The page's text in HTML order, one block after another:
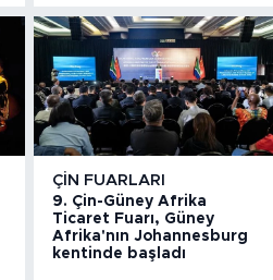
ÇIN FUARLARI
9. Çin-Güney Afrika
Ticaret Fuarı, Güney
Afrika'nın Johannesburg
kentinde başladı